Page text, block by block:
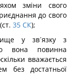
зміни свого
до свого
35 СК);
у зв´язку з
вона повинна
вважається
без достатньої